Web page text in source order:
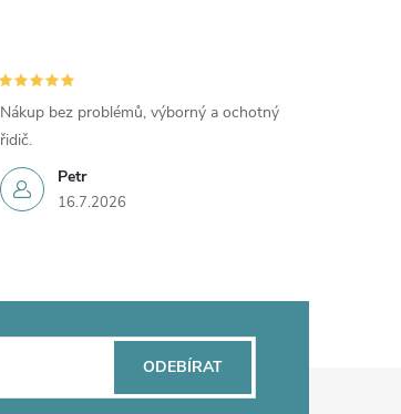
Petr
16.7.2026
Nákup bez problémů, výborný a ochotný
řidič.
ODEBÍRAT